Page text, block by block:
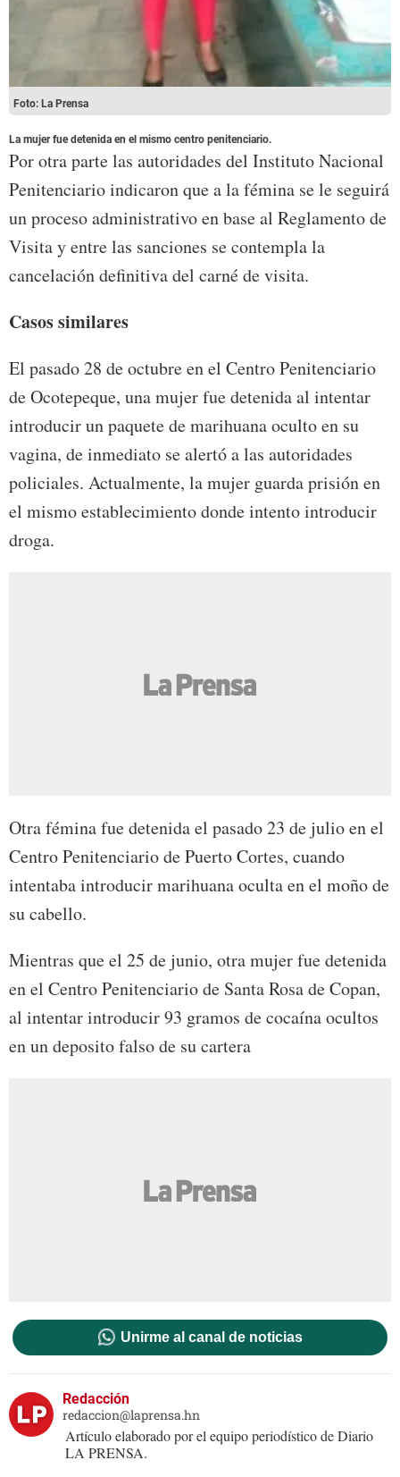
Foto: La Prensa
La mujer fue detenida en el mismo centro penitenciario.
Por otra parte las autoridades del Instituto Nacional
Penitenciario indicaron que a la fémina se le seguirá
un proceso administrativo en base al Reglamento de
Visita y entre las sanciones se contempla la
cancelación definitiva del carné de visita.
Casos similares
El pasado 28 de octubre en el Centro Penitenciario
de Ocotepeque, una mujer fue detenida al intentar
introducir un paquete de marihuana oculto en su
vagina, de inmediato se alertó a las autoridades
policiales. Actualmente, la mujer guarda prisión en
el mismo establecimiento donde intento introducir
droga.
Otra fémina fue detenida el pasado 23 de julio en el
Centro Penitenciario de Puerto Cortes, cuando
intentaba introducir marihuana oculta en el moño de
su cabello.
Mientras que el 25 de junio, otra mujer fue detenida
en el Centro Penitenciario de Santa Rosa de Copan,
al intentar introducir 93 gramos de cocaína ocultos
en un deposito falso de su cartera
Unirme al canal de noticias
Redacción
redaccion@laprensa.hn
Artículo elaborado por el equipo periodístico de Diario
LA PRENSA.